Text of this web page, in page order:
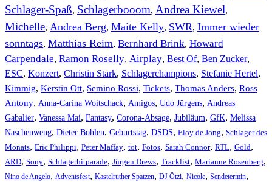
Schlager-Spaß, Schlagerbooom, Andrea Kiewel,
Michelle, Andrea Berg, Maite Kelly, SWR, Immer wieder
sonntags, Matthias Reim, Bernhard Brink, Howard
Carpendale, Ramon Roselly, Airplay, Best Of, Ben Zucker,
ESC, Konzert, Christin Stark, Schlagerchampions, Stefanie Hertel,
Kimmig, Kerstin Ott, Semino Rossi, Tickets, Thomas Anders, Ross
Antony, Anna-Carina Woitschack, Amigos, Udo Jürgens, Andreas
Gabalier, Vanessa Mai, Fantasy, Corona-Absage, Jubiläum, GfK, Melissa
Naschenweng, Dieter Bohlen, Geburtstag, DSDS, Eloy de Jong, Schlager des
Monats, Eric Philippi, Peter Maffay, tot, Fotos, Sarah Connor, RTL, Gold,
ARD, Sony, Schlagerhitparade, Jürgen Drews, Tracklist, Marianne Rosenberg,
Nino de Angelo, Adventsfest, Kastelruther Spatzen, DJ Ötzi, Nicole, Sendetermin,